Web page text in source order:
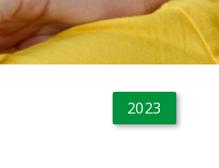
2023